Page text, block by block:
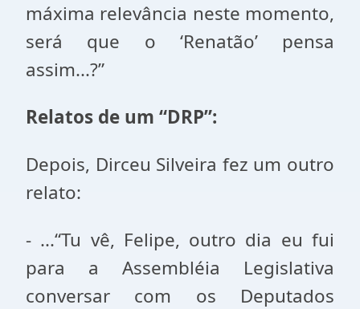
máxima relevância neste momento,
será que o ‘Renatão’ pensa
assim...?”
Relatos de um “DRP”:
Depois, Dirceu Silveira fez um outro
relato:
- ...“Tu vê, Felipe, outro dia eu fui
para a Assembléia Legislativa
conversar com os Deputados